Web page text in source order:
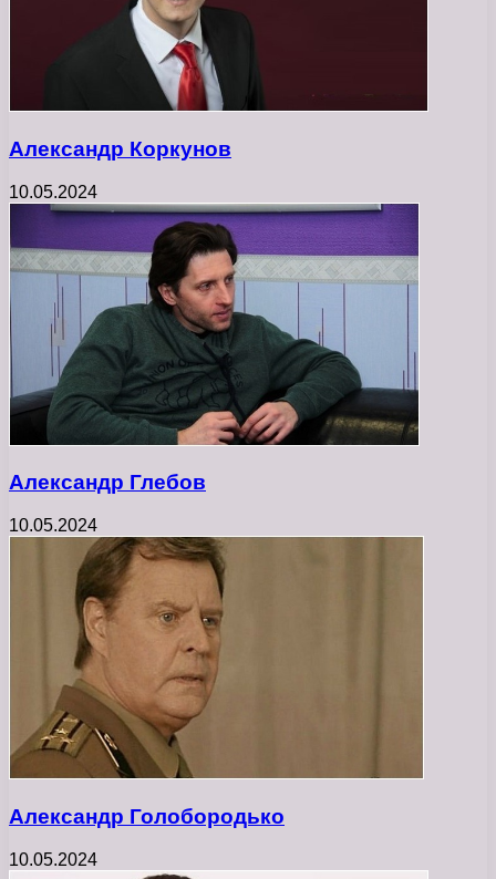
Александр Коркунов
10.05.2024
Александр Глебов
10.05.2024
Александр Голобородько
10.05.2024